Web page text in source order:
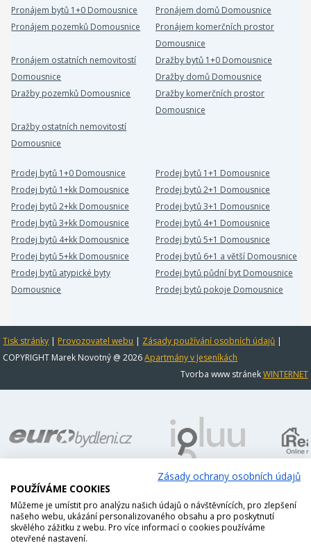
Pronájem bytů 1+0 Domousnice
Pronájem domů Domousnice
Pronájem pozemků Domousnice
Pronájem komerčních prostor
Domousnice
Pronájem ostatních nemovitostí
Domousnice
Dražby bytů 1+0 Domousnice
Dražby domů Domousnice
Dražby pozemků Domousnice
Dražby komerčních prostor
Domousnice
Dražby ostatních nemovitostí
Domousnice
Prodej bytů 1+0 Domousnice
Prodej bytů 1+1 Domousnice
Prodej bytů 1+kk Domousnice
Prodej bytů 2+1 Domousnice
Prodej bytů 2+kk Domousnice
Prodej bytů 3+1 Domousnice
Prodej bytů 3+kk Domousnice
Prodej bytů 4+1 Domousnice
Prodej bytů 4+kk Domousnice
Prodej bytů 5+1 Domousnice
Prodej bytů 5+kk Domousnice
Prodej bytů 6+1 a větší Domousnice
Prodej bytů atypické byty
Domousnice
Prodej bytů půdní byt Domousnice
Prodej bytů pokoje Domousnice
Tisk stránky | Provozovatel webu | Zásady používání osobních údajů |
COPYRIGHT Marek Novotný @ 2026Apartmány v Jeseníkách
Tvorba www stránekWINTERNET
Zásady ochrany osobních údajů
POUŽÍVÁME COOKIES
Můžeme je umístit pro analýzu našich údajů o návštěvnících, pro zlepšení
našeho webu, ukázání personalizovaného obsahu a pro poskytnutí
skvělého zážitku z webu. Pro více informací o cookies používáme
otevřené nastavení.